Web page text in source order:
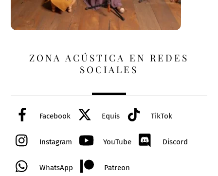
ZONA ACÚSTICA EN REDES
SOCIALES
Facebook Equis TikTok
Instagram YouTube Discord
WhatsApp Patreon